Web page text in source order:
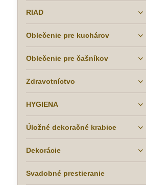
RIAD
Oblečenie pre kuchárov
Oblečenie pre čašníkov
Zdravotníctvo
HYGIENA
Úložné dekoračné krabice
Dekorácie
Svadobné prestieranie